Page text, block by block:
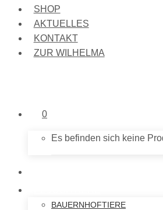
SHOP
AKTUELLES
KONTAKT
ZUR WILHELMA
0
Es befinden sich keine
BAUERNHOFTIERE